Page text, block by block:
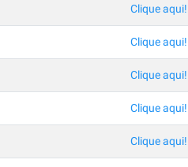
Clique aqui!
Clique aqui!
Clique aqui!
Clique aqui!
Clique aqui!